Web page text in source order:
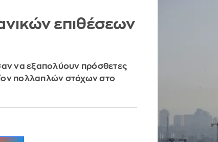
επιθέσεων
να εξαπολύουν πρόσθετες
πολλαπλών στόχων στο